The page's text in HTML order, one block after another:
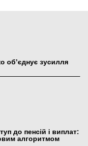
об’єднує зусилля
до пенсій і виплат:
алгоритмом